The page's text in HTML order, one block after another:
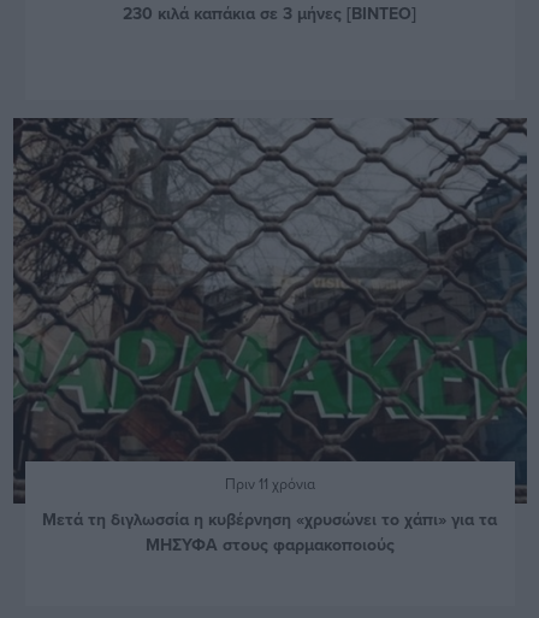
230 κιλά καπάκια σε 3 μήνες [ΒΙΝΤΕΟ]
Πριν 11 χρόνια
Μετά τη διγλωσσία η κυβέρνηση «χρυσώνει το χάπι» για τα
ΜΗΣΥΦΑ στους φαρμακοποιούς